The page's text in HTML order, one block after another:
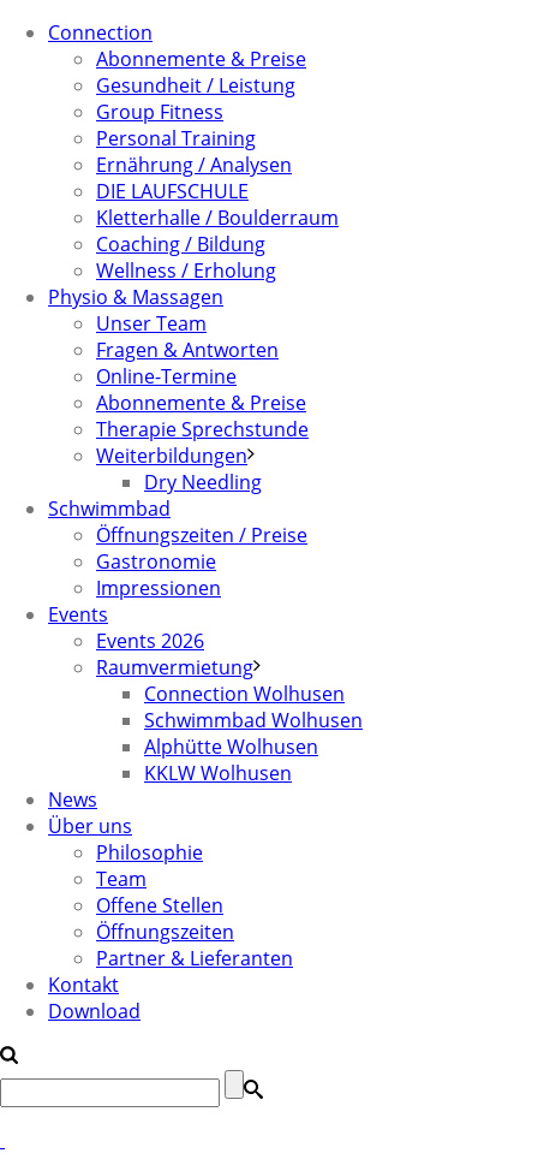
Connection
Abonnemente & Preise
Gesundheit / Leistung
Group Fitness
Personal Training
Ernährung / Analysen
DIE LAUFSCHULE
Kletterhalle / Boulderraum
Coaching / Bildung
Wellness / Erholung
Physio & Massagen
Unser Team
Fragen & Antworten
Online-Termine
Abonnemente & Preise
Therapie Sprechstunde
Weiterbildungen
Dry Needling
Schwimmbad
Öffnungszeiten / Preise
Gastronomie
Impressionen
Events
Events 2026
Raumvermietung
Connection Wolhusen
Schwimmbad Wolhusen
Alphütte Wolhusen
KKLW Wolhusen
News
Über uns
Philosophie
Team
Offene Stellen
Öffnungszeiten
Partner & Lieferanten
Kontakt
Download